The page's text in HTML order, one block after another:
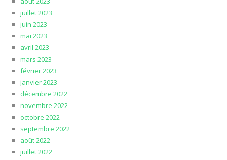
juillet 2023
juin 2023
mai 2023
avril 2023
mars 2023
février 2023
janvier 2023
décembre 2022
novembre 2022
octobre 2022
septembre 2022
août 2022
juillet 2022